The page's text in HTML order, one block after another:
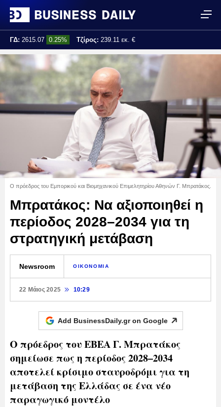
ΓΔ: 2615.07 0.25% Τζίρος: 239.11 εκ. €
Τελ. ενημέρωση: 17:25:01
Ο πρόεδρος του Εμπορικού και Βιομηχανικού Επιμελητηρίου Αθηνών Γ. Μπρατάκος.
Μπρατάκος: Να αξιοποιηθεί η
περίοδος 2028–2034 για τη
στρατηγική μετάβαση
Newsroom ΟΙΚΟΝΟΜΙΑ
22 Μάιος 2025 10:29
Add BusinessDaily.gr on Google
Ο πρόεδρος του ΕΒΕΑ Γ. Μπρατάκος
σημείωσε πως η περίοδος 2028–2034
αποτελεί κρίσιμο σταυροδρόμι για τη
μετάβαση της Ελλάδας σε ένα νέο
παραγωγικό μοντέλο